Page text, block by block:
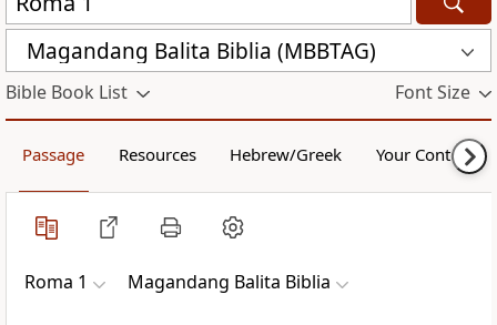
Magandang Balita Biblia (MBBTAG)
Bible Book List Font Size
Passage Resources Hebrew/Greek Your Content
Roma 1 Magandang Balita Biblia